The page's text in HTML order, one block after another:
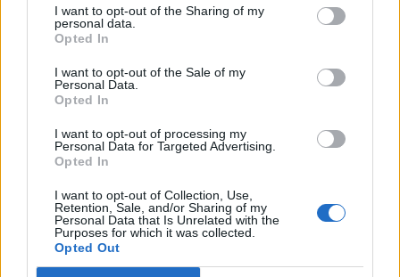
I want to opt-out of the Sharing of my
personal data.
Opted In
I want to opt-out of the Sale of my
Personal Data.
Opted In
I want to opt-out of processing my
Personal Data for Targeted Advertising.
Opted In
I want to opt-out of Collection, Use,
Retention, Sale, and/or Sharing of my
Personal Data that Is Unrelated with the
Purposes for which it was collected.
Opted Out
Suomen MM-karsintojen näkymät –
analyysi
Suomi-Hollanti näkyy ilmaiseksi TV:stä –
näin katsot ottelun
Jalkapallon U21 EM-kisat 2025 – tässä